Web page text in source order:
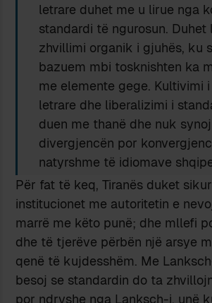
letrare duhet me u lirue nga
standardi të ngurosun. Duhet
zhvillimi organik i gjuhës, ku
bazuem mbi tosknishten ka
me elemente gege. Kultivimi
letrare dhe liberalizimi i
duen me thanë dhe nuk
divergjencën por
natyrshme të idiomave
Për fat të keq, Tiranës duket
institucionet me autoritetin e
marrë me këto punë; dhe mllefi
dhe të tjerëve përbën një arsye
qenë të kujdesshëm. Me
besoj se standardin do ta
por ndryshe nga Lanksch-i, unë